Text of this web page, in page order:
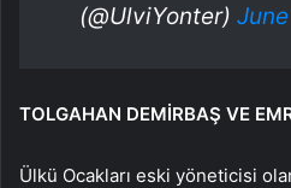
(@UlviYonter)
TOLGAHAN DEMİRBAŞ VE
Ülkü Ocakları eski yöneticisi